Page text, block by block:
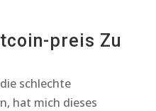
preis Zu
schlechte
hat mich dieses